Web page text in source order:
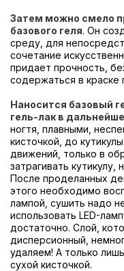
Затем можно смело
базового геля. Он
среду, для
сочетание
придает прочность,
содержаться в краске
Наносится базовый
гель-лак в
ногтя, плавными,
кисточкой, до
движений, только в
затрагивать
После проделанных
этого необходимо
лампой, сушить надо
использовать LED-
достаточно. Слой,
дисперсионный,
удаляем! А только
сухой кисточкой.